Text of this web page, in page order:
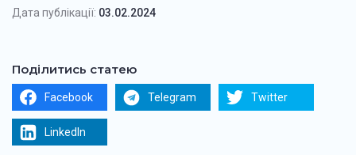
Дата публікації: 03.02.2024
Поділитись статею
Facebook Telegram Twitter
LinkedIn